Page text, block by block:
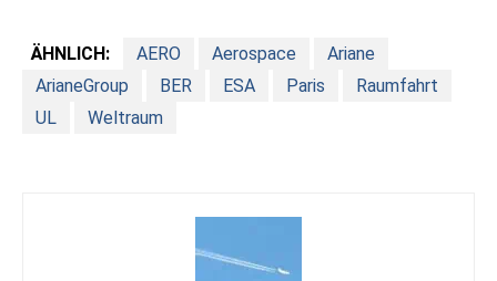
ÄHNLICH: AERO Aerospace
Ariane
ArianeGroup
BER ESA Paris
Raumfahrt
UL
Weltraum